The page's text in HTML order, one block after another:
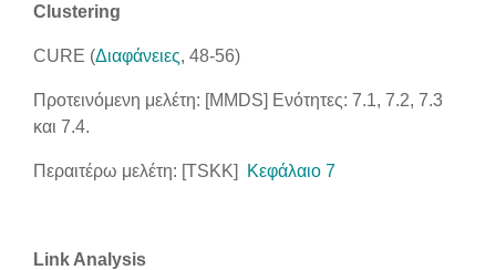
Clustering
CURE (Διαφάνειες, 48-56)
Προτεινόμενη μελέτη: [MMDS] Ενότητες: 7.1, 7.2, 7.3
και 7.4.
Περαιτέρω μελέτη: [TSKK] Κεφάλαιο 7
Link Analysis